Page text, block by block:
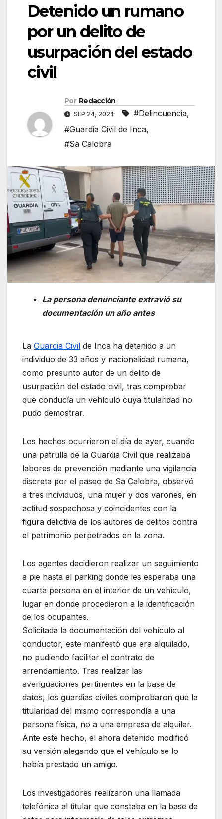
Detenido un rumano
por un delito de
usurpación del estado
civil
Por Redacción
SEP 24, 2024 #Delincuencia,
#Guardia Civil de Inca,
#Sa Calobra
La persona denunciante extravió su
documentación un año antes
La Guardia Civil de Inca ha detenido a un
individuo de 33 años y nacionalidad rumana,
como presunto autor de un delito de
usurpación del estado civil, tras comprobar
que conducía un vehículo cuya titularidad no
pudo demostrar.
Los hechos ocurrieron el día de ayer, cuando
una patrulla de la Guardia Civil que realizaba
labores de prevención mediante una vigilancia
discreta por el paseo de Sa Calobra, observó
a tres individuos, una mujer y dos varones, en
actitud sospechosa y coincidentes con la
figura delictiva de los autores de delitos contra
el patrimonio perpetrados en la zona.
Los agentes decidieron realizar un seguimiento
a pie hasta el parking donde les esperaba una
cuarta persona en el interior de un vehículo,
lugar en donde procedieron a la identificación
de los ocupantes.
Solicitada la documentación del vehículo al
conductor, este manifestó que era alquilado,
no pudiendo facilitar el contrato de
arrendamiento. Tras realizar las
averiguaciones pertinentes en la base de
datos, los guardias civiles comprobaron que la
titularidad del mismo correspondía a una
persona física, no a una empresa de alquiler.
Ante este hecho, el ahora detenido modificó
su versión alegando que el vehículo se lo
había prestado un amigo.
Los investigadores realizaron una llamada
telefónica al titular que constaba en la base de